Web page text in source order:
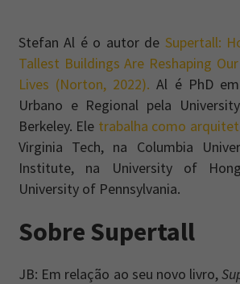
Stefan Al é o autor de Supertall:
Tallest Buildings Are Reshaping
Lives (Norton, 2022). Al é PhD
Urbano e Regional pela
Berkeley. Ele trabalha como
Virginia Tech, na Columbia
Institute, na University of
University of Pennsylvania.
Sobre Supertall
JB: Em relação ao seu novo livro,